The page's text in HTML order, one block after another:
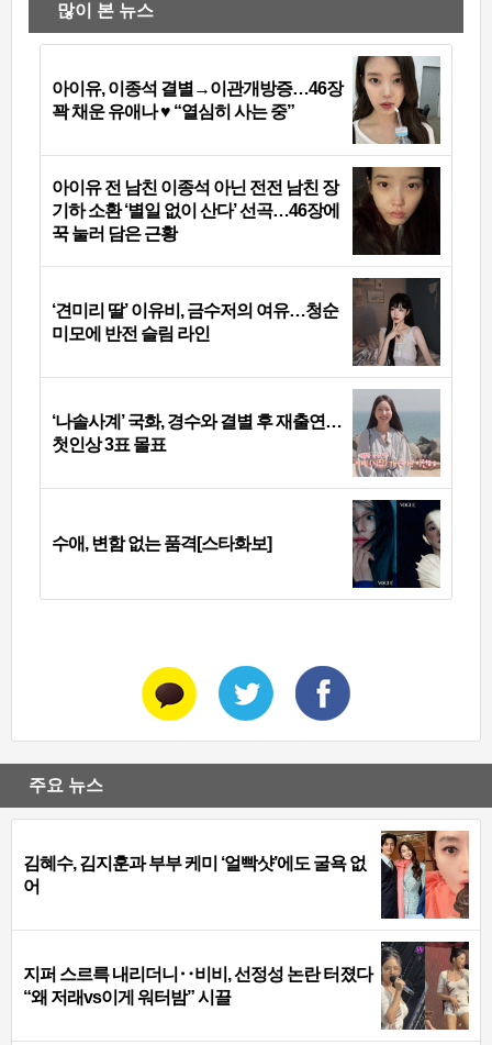
많이 본 뉴스
아이유, 이종석 결별→이관개방증…46장
꽉 채운 유애나 ♥ “열심히 사는 중”
아이유 전 남친 이종석 아닌 전전 남친 장
기하 소환 ‘별일 없이 산다’ 선곡…46장에
꾹 눌러 담은 근황
‘견미리 딸’ 이유비, 금수저의 여유…청순
미모에 반전 슬림 라인
‘나솔사계’ 국화, 경수와 결별 후 재출연…
첫인상 3표 몰표
수애, 변함 없는 품격[스타화보]
주요 뉴스
김혜수, 김지훈과 부부 케미 ‘얼빡샷’에도 굴욕 없
어
지퍼 스르륵 내리더니‥비비, 선정성 논란 터졌다
“왜 저래vs이게 워터밤” 시끌